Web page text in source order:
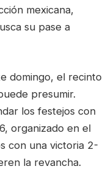
mexicana,
su pase a
domingo, el recinto
presumir.
los festejos con
organizado en el
con una victoria 2-
la revancha.